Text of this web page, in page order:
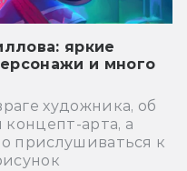
яркие
и много
художника, об
арта, а
прислушиваться к